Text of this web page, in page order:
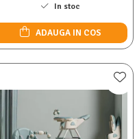
In stoc
ADAUGA IN COS